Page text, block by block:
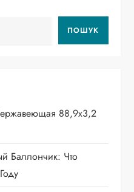
ПОШУК
88,9х3,2
Баллончик: Что